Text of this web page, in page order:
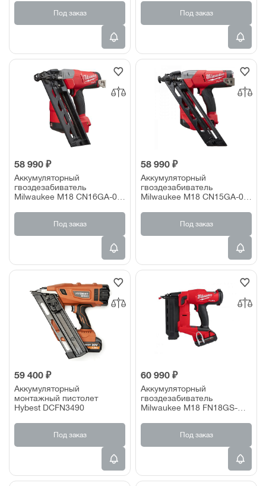
Под заказ Под заказ
58 990 ₽
Аккумуляторный
гвоздезабиватель
Milwaukee M18 CN16GA-0X
Под заказ
58 990 ₽
Аккумуляторный
гвоздезабиватель
Milwaukee M18 CN15GA-0X
Под заказ
59 400 ₽
Аккумуляторный
монтажный пистолет
Hybest DCFN3490
Под заказ
60 990 ₽
Аккумуляторный
гвоздезабиватель
Milwaukee M18 FN18GS-
Под заказ